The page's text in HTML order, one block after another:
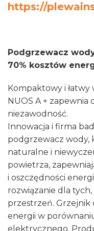
3629056
https://
Podgrzewacz
70% kosztów
Kompaktowy i
NUOS A + zapewnia
niezawodność.
Innowacja i firma
podgrzewacz wody,
naturalne i
powietrza,
i oszczędności
rozwiązanie dla
przestrzeń. Grzejnik
energii w
elektrycznego.